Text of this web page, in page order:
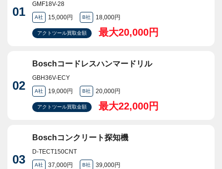
01
GMF18V-28
A社 15,000円 B社 18,000円
アクトツール買取金額 最大20,000円
02
Boschコードレスハンマードリル
GBH36V-ECY
A社 19,000円 B社 20,000円
アクトツール買取金額 最大22,000円
03
Boschコンクリート探知機
D-TECT150CNT
A社 37,000円 B社 39,000円